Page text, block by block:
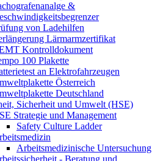
&
von Ladehilfen
Lärmarmzertifikat
Kontrolldokument
100 Plakette
an Elektrofahrzeugen
Österreich
Deutschland
Sicherheit und Umwelt (HSE)
Strategie und Management
Safety Culture Ladder
Arbeitsmedizinische Untersuchung
- Beratung und